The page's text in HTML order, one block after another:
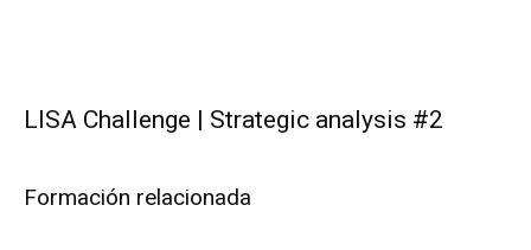
LISA Challenge | Strategic analysis #2
Formación relacionada